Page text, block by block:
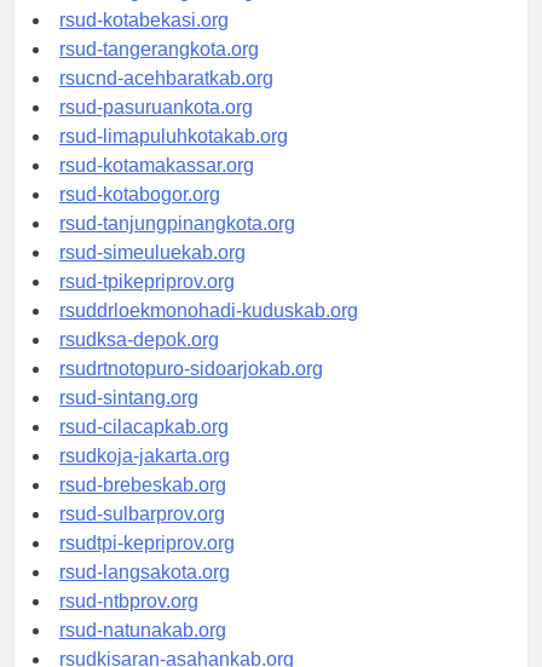
rsud-tangerangkab.org
rsud-kotabekasi.org
rsud-tangerangkota.org
rsucnd-acehbaratkab.org
rsud-pasuruankota.org
rsud-limapuluhkotakab.org
rsud-kotamakassar.org
rsud-kotabogor.org
rsud-tanjungpinangkota.org
rsud-simeuluekab.org
rsud-tpikepriprov.org
rsuddrloekmonohadi-kuduskab.org
rsudksa-depok.org
rsudrtnotopuro-sidoarjokab.org
rsud-sintang.org
rsud-cilacapkab.org
rsudkoja-jakarta.org
rsud-brebeskab.org
rsud-sulbarprov.org
rsudtpi-kepriprov.org
rsud-langsakota.org
rsud-ntbprov.org
rsud-natunakab.org